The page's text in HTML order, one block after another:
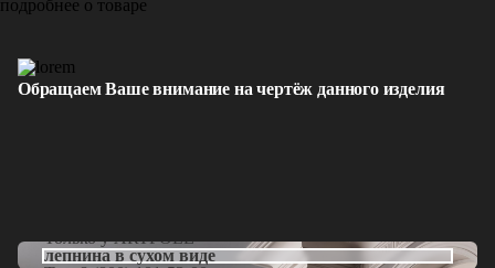
подробнее о товаре
Обращаем Ваше внимание на чертёж данного изделия
Только уARTPOLE
лепнина в сухом виде